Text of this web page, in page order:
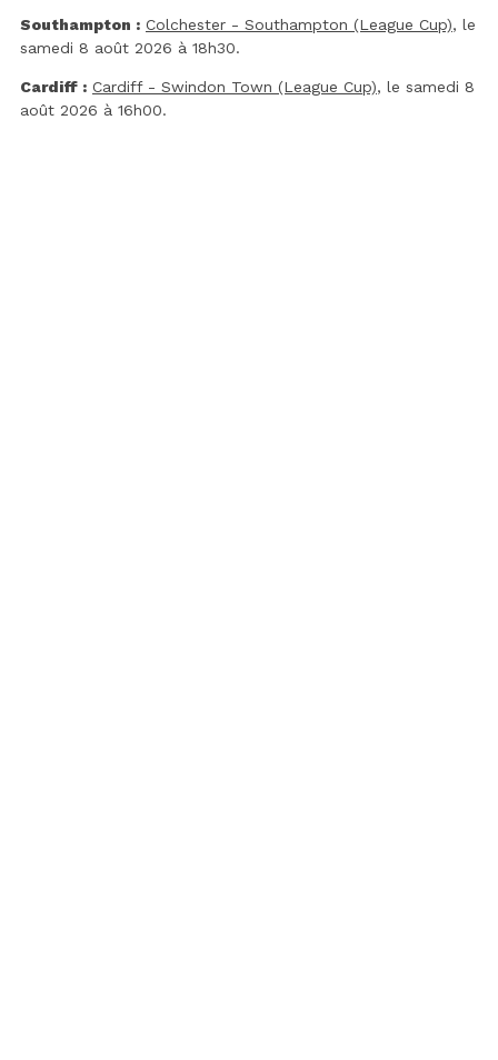
Southampton : Colchester - Southampton (League Cup), le
samedi 8 août 2026 à 18h30.
Cardiff : Cardiff - Swindon Town (League Cup), le samedi 8
août 2026 à 16h00.